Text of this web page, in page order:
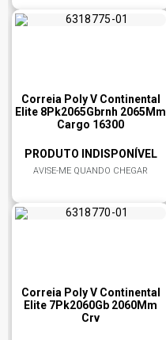
Correia Poly V Continental
Elite 8Pk2065Gbrnh 2065Mm
Cargo 16300
PRODUTO INDISPONÍVEL
AVISE-ME QUANDO CHEGAR
Correia Poly V Continental
Elite 7Pk2060Gb 2060Mm
Crv